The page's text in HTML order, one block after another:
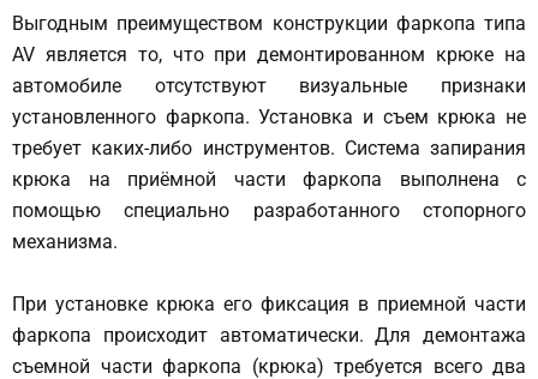
Выгодным преимуществом конструкции фаркопа типа
AV является то, что при демонтированном крюке на
автомобиле отсутствуют визуальные признаки
установленного фаркопа. Установка и съем крюка не
требует каких-либо инструментов. Система запирания
крюка на приёмной части фаркопа выполнена с
помощью специально разработанного стопорного
механизма.
При установке крюка его фиксация в приемной части
фаркопа происходит автоматически. Для демонтажа
съемной части фаркопа (крюка) требуется всего два